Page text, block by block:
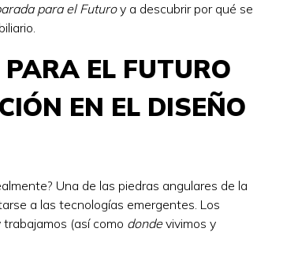
para el Futuroy a descubrir por qué se
EL FUTURO
EN EL DISEÑO
Una de las piedras angulares de la
a las tecnologías emergentes. Los
(así como dondevivimos y